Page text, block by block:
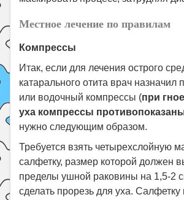
Местное лечение по правилам
Компрессы
Итак, если для лечения острого
катарального отита врач назначил
или водочный компрессы (при
уха компрессы
нужно следующим образом.
Требуется взять четырехслойную
салфетку, размер которой должен
пределы ушной раковины на 1,5-2
сделать прорезь для уха.